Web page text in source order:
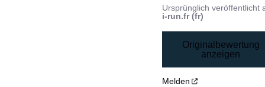
Ursprünglich veröffentlicht
i-run.fr (fr)
Originalbewertung
anzeigen
Melden